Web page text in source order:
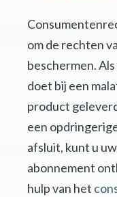
om de rechten
beschermen.
doet bij een
product
een
afsluit, kunt u
abonnement
hulp van het